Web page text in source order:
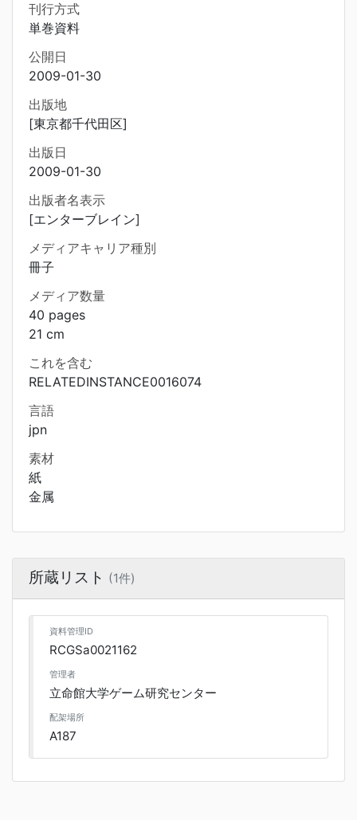
刊行方式
単巻資料
公開日
2009-01-30
出版地
[東京都千代田区]
出版日
2009-01-30
出版者名表示
[エンターブレイン]
メディアキャリア種別
冊子
メディア数量
40 pages
21 cm
これを含む
RELATEDINSTANCE0016074
言語
jpn
素材
紙
金属
所蔵リスト (1件)
資料管理ID
RCGSa0021162
管理者
立命館大学ゲーム研究センター
配架場所
A187